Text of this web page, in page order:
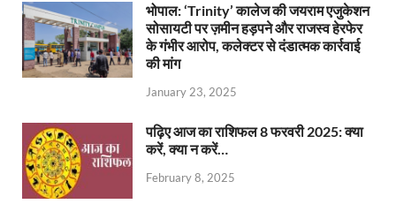
भोपाल: ‘Trinity’ कालेज की जयराम एजुकेशन
सोसायटी पर ज़मीन हड़पने और राजस्व हेरफेर
के गंभीर आरोप, कलेक्टर से दंडात्मक कार्रवाई
की मांग
January 23, 2025
पढ़िए आज का राशिफल 8 फरवरी 2025: क्या
करें, क्या न करें…
February 8, 2025